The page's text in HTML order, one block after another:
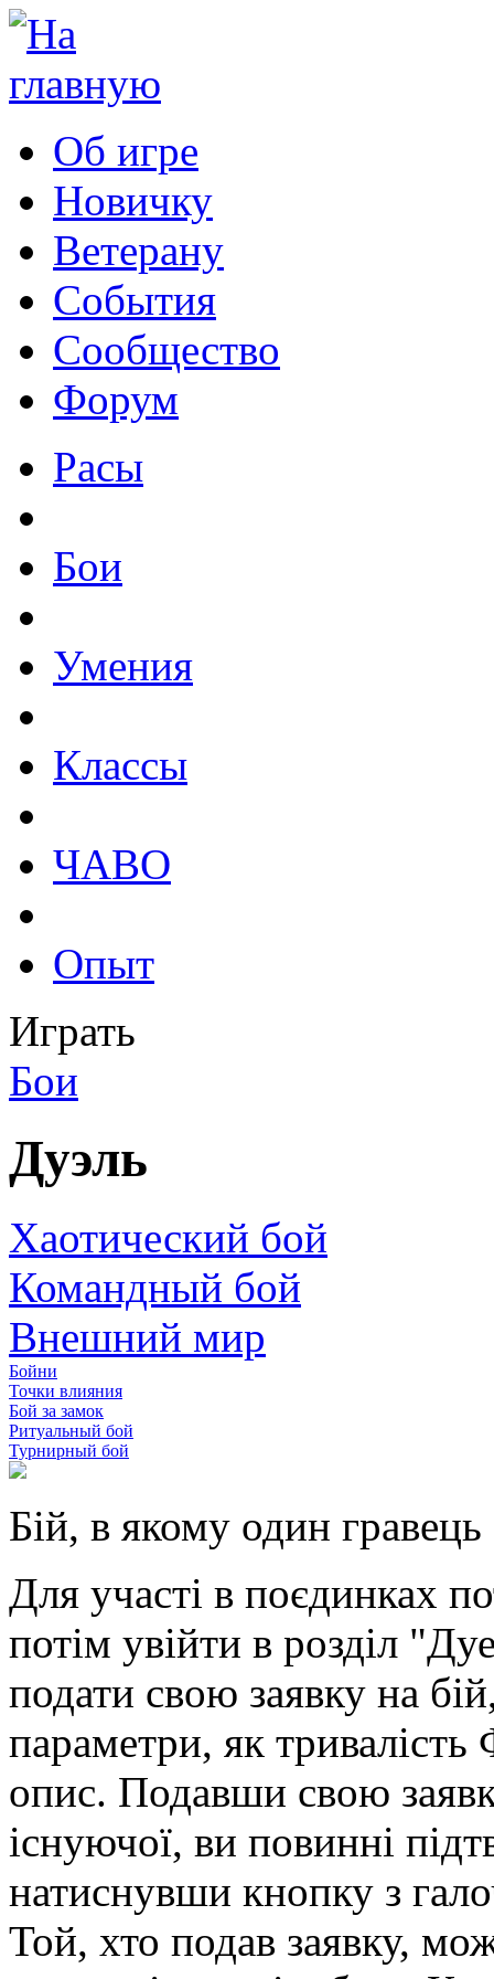
Об игре
Новичку
Ветерану
События
Сообщество
Форум
Расы
Бои
Умения
Классы
ЧАВО
Опыт
Играть
Бои
Дуэль
Хаотический бой
Командный бой
Внешний мир
Бойни
Точки влияния
Бой за замок
Ритуальный бой
Турнирный бой
Бій, в якому один
Для участі в поєдинках
потім увійти в розділ
подати свою заявку на
параметри, як
опис. Подавши свою
існуючої, ви повинні
натиснувши кнопку з
Той, хто подав заявку,